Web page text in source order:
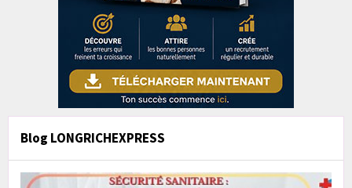
Blog LONGRICHEXPRESS